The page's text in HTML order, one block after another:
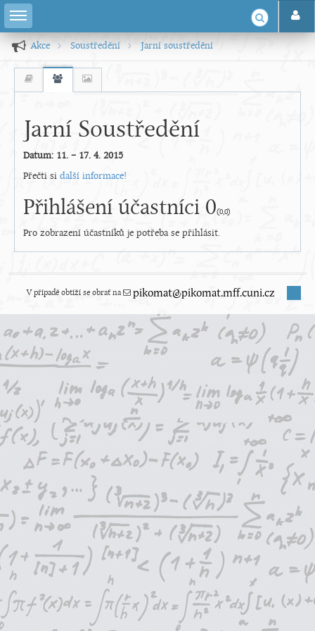
Akce Soustředění Jarní soustředění
Jarní Soustředění
Datum: 11. – 17. 4. 2015
Přečti si další informace!
Přihlášení účastníci 0(0,0)
Pro zobrazení účastníků je potřeba se přihlásit.
V případě obtíží se obrať na